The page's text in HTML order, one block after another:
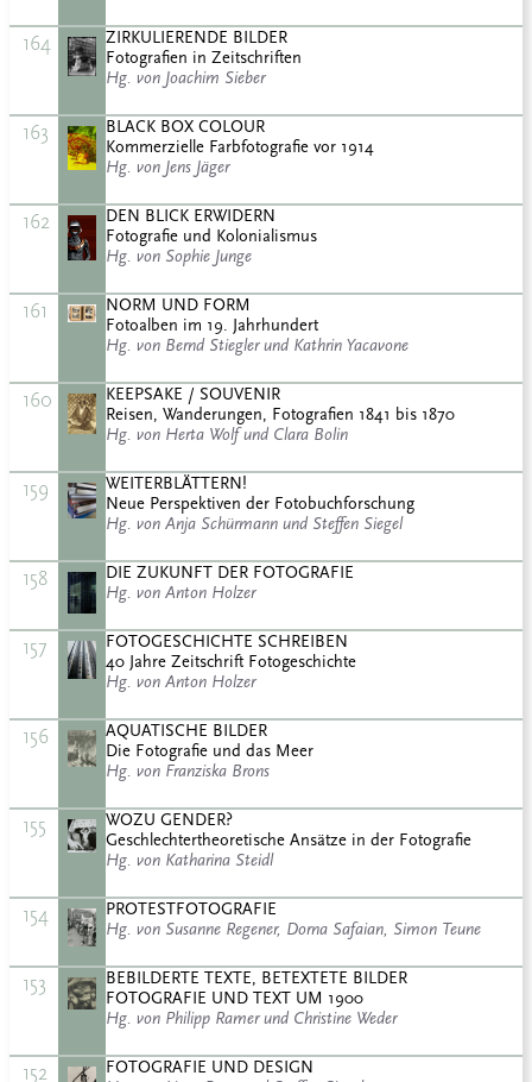
164
ZIRKULIERENDE BILDER
Fotografien in Zeitschriften
Hg. von Joachim Sieber
163
BLACK BOX COLOUR
Kommerzielle Farbfotografie vor 1914
Hg. von Jens Jäger
162
DEN BLICK ERWIDERN
Fotografie und Kolonialismus
Hg. von Sophie Junge
161
NORM UND FORM
Fotoalben im 19. Jahrhundert
Hg. von Bernd Stiegler und Kathrin Yacavone
160
KEEPSAKE / SOUVENIR
Reisen, Wanderungen, Fotografien 1841 bis 1870
Hg. von Herta Wolf und Clara Bolin
159
WEITERBLÄTTERN!
Neue Perspektiven der Fotobuchforschung
Hg. von Anja Schürmann und Steffen Siegel
158
DIE ZUKUNFT DER FOTOGRAFIE
Hg. von Anton Holzer
157
FOTOGESCHICHTE SCHREIBEN
40 Jahre Zeitschrift Fotogeschichte
Hg. von Anton Holzer
156
AQUATISCHE BILDER
Die Fotografie und das Meer
Hg. von Franziska Brons
155
WOZU GENDER?
Geschlechtertheoretische Ansätze in der Fotografie
Hg. von Katharina Steidl
154
PROTESTFOTOGRAFIE
Hg. von Susanne Regener, Dorna Safaian, Simon Teune
153
BEBILDERTE TEXTE, BETEXTETE BILDER
FOTOGRAFIE UND TEXT UM 1900
Hg. von Philipp Ramer und Christine Weder
152
FOTOGRAFIE UND DESIGN